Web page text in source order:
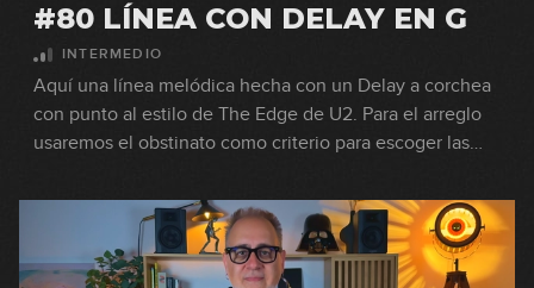
#80 LÍNEA CON DELAY EN G
INTERMEDIO
Aquí una línea melódica hecha con un Delay a corchea
con punto al estilo de The Edge de U2. Para el arreglo
usaremos el obstinato como criterio para escoger las